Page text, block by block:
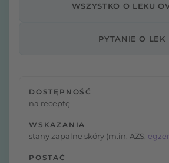
WSZYSTKO O LEKU
PYTANIE O LEK
DOSTĘPNOŚĆ
na receptę
WSKAZANIA
stany zapalne skóry (m.in. AZS,
POSTAĆ